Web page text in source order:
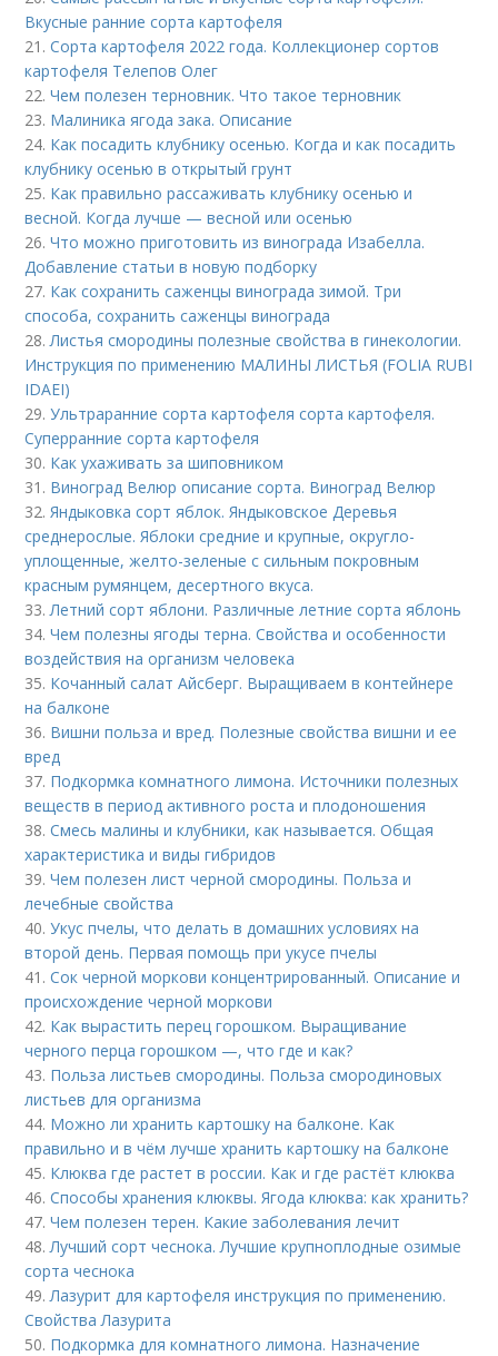
Вкусные ранние сорта картофеля
21.Сорта картофеля 2022 года. Коллекционер сортов
картофеля Телепов Олег
22.Чем полезен терновник. Что такое терновник
23. Малиника ягода зака. Описание
24. Как посадить клубнику осенью. Когда и как посадить
клубнику осенью в открытый грунт
25. Как правильно рассаживать клубнику осенью и
весной. Когда лучше — весной или осенью
26.Что можно приготовить из винограда Изабелла.
Добавление статьи в новую подборку
27. Как сохранить саженцы винограда зимой. Три
способа, сохранить саженцы винограда
28.Листья смородины полезные свойства в гинекологии.
Инструкция по применению МАЛИНЫ ЛИСТЬЯ (FOLIA RUBI
IDAEI)
29.Ультраранние сорта картофеля сорта картофеля.
Суперранние сорта картофеля
30. Как ухаживать за шиповником
31. Виноград Велюр описание сорта. Виноград Велюр
32.Яндыковка сорт яблок. Яндыковское Деревья
среднерослые. Яблоки средние и крупные, округло-
уплощенные, желто-зеленые с сильным покровным
красным румянцем, десертного вкуса.
33.Летний сорт яблони. Различные летние сорта яблонь
34.Чем полезны ягоды терна. Свойства и особенности
воздействия на организм человека
35. Кочанный салат Айсберг. Выращиваем в контейнере
на балконе
36. Вишни польза и вред. Полезные свойства вишни и ее
вред
37. Подкормка комнатного лимона. Источники полезных
веществ в период активного роста и плодоношения
38.Смесь малины и клубники, как называется. Общая
характеристика и виды гибридов
39.Чем полезен лист черной смородины. Польза и
лечебные свойства
40.Укус пчелы, что делать в домашних условиях на
второй день. Первая помощь при укусе пчелы
41.Сок черной моркови концентрированный. Описание и
происхождение черной моркови
42. Как вырастить перец горошком. Выращивание
черного перца горошком —, что где и как?
43. Польза листьев смородины. Польза смородиновых
листьев для организма
44. Можно ли хранить картошку на балконе. Как
правильно и в чём лучше хранить картошку на балконе
45. Клюква где растет в россии. Как и где растёт клюква
46.Способы хранения клюквы. Ягода клюква: как хранить?
47.Чем полезен терен. Какие заболевания лечит
48.Лучший сорт чеснока. Лучшие крупноплодные озимые
сорта чеснока
49.Лазурит для картофеля инструкция по применению.
Свойства Лазурита
50. Подкормка для комнатного лимона. Назначение